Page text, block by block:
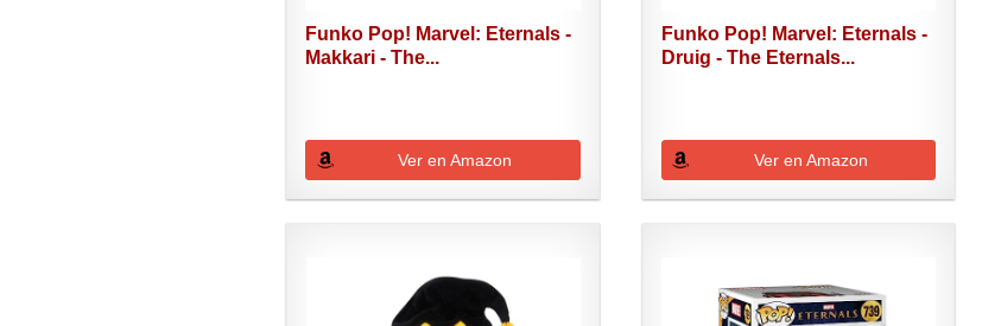
Funko Pop! Marvel: Eternals -
Makkari - The...
Ver en Amazon
Funko Pop! Marvel: Eternals -
Druig - The Eternals...
Ver en Amazon